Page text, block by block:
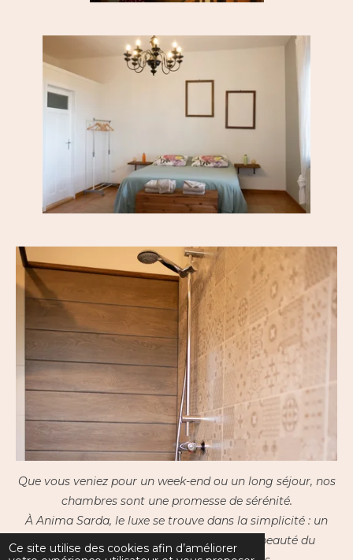
Ce site utilise des cookies afin d’améliorer
Que vous veniez pour un week-end ou un long séjour, nos
chambres sont une promesse de sérénité.
À Anima Sarda, le luxe se trouve dans la simplicité : un
sommeil paisible, une brise légère, et la beauté du